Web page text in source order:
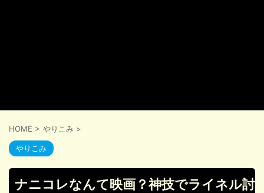
HOME > やりこみ >
やりこみ
ナニコレなんて映画？神技でライネル討